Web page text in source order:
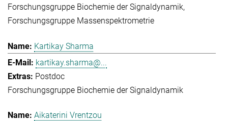
Forschungsgruppe Biochemie der Signaldynamik
Forschungsgruppe Massenspektrometrie
Kartikay Sharma
kartikay.sharma@...
Postdoc
Forschungsgruppe Biochemie der Signaldynamik
Aikaterini Vrentzou